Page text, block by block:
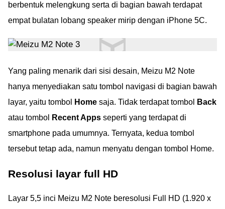
berbentuk melengkung serta di bagian bawah terdapat
empat bulatan lobang speaker mirip dengan iPhone 5C.
Yang paling menarik dari sisi desain, Meizu M2 Note
hanya menyediakan satu tombol navigasi di bagian bawah
layar, yaitu tombol
Home saja. Tidak terdapat tombol
Back
atau tombol
Recent Apps seperti yang terdapat di
smartphone pada umumnya. Ternyata, kedua tombol
tersebut tetap ada, namun menyatu dengan tombol Home.
Resolusi layar full HD
Layar 5,5 inci Meizu M2 Note beresolusi Full HD (1.920 x